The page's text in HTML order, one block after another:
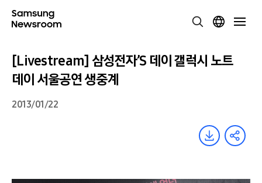
[Livestream] 삼성전자’S 데이 갤럭시 노트
데이 서울공연 생중계
2013/01/22